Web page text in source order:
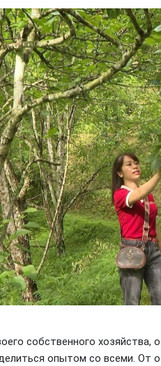
собственного хозяйства,
опытом со всеми. От